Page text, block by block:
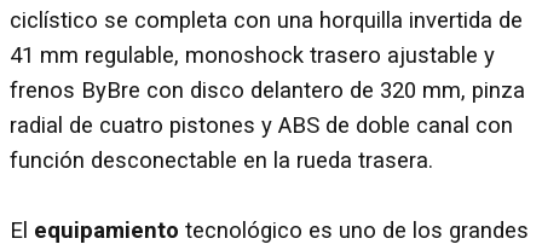
ciclístico se completa con una horquilla invertida de
41 mm regulable, monoshock trasero ajustable y
frenos ByBre con disco delantero de 320 mm, pinza
radial de cuatro pistones y ABS de doble canal con
función desconectable en la rueda trasera.
El equipamiento tecnológico es uno de los grandes